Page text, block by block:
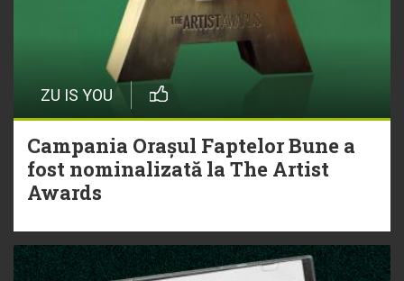
ZU IS YOU
Campania Orașul Faptelor Bune a
fost nominalizată la The Artist
Awards